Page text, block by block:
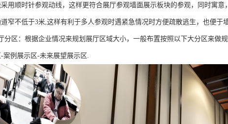
用顺时针参观动线，这样更符合展厅参观墙面展示板块的参观，同时寓
窄不低于3米,这样有利于多人参观时遇紧急情况时方便疏散逃生，也便于
分区：根据企业情况来规划展厅区域大小，一般布置按照以下大分区来做
案例展示区-未来展望展示区.